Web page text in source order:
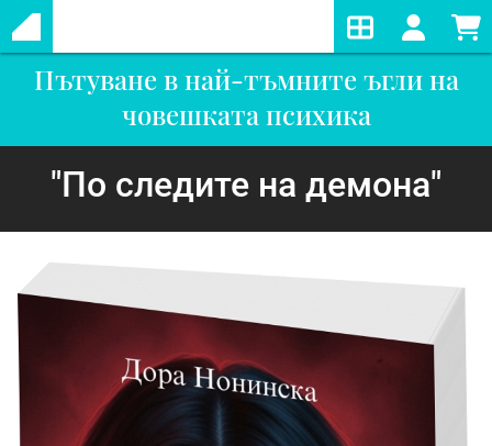
Пътуване в най-тъмните ъгли на
човешката психика
"По следите на демона"